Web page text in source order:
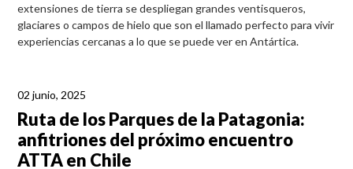
extensiones de tierra se despliegan grandes ventisqueros,
glaciares o campos de hielo que son el llamado perfecto para vivir
experiencias cercanas a lo que se puede ver en Antártica.
02 junio, 2025
Ruta de los Parques de la Patagonia:
anfitriones del próximo encuentro
ATTA en Chile